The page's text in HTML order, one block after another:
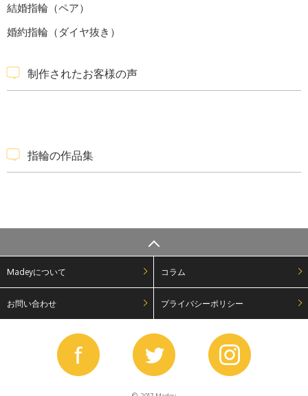
結婚指輪（ペア）
婚約指輪（ダイヤ抜き）
制作されたお客様の声
指輪の作品集
Madeyについて コラム
お問い合わせ プライバシーポリシー